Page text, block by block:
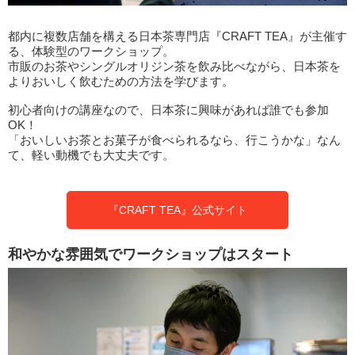
都内に複数店舗を構える日本茶専門店『CRAFT TEA』が主催す
る、体験型のワークショップ。
市販のお茶やシングルオリジン茶を飲み比べながら、日本茶を
よりおいしく飲むための方法を学びます。
初心者向けの講座なので、日本茶に興味があれば誰でも参加
OK！
「おいしいお茶とお菓子が食べられるなら、行こうかな」なん
て、軽い動機でも大丈夫です。
『CRAFT TEA』公式サイト
和やかな雰囲気でワークショップはスタート